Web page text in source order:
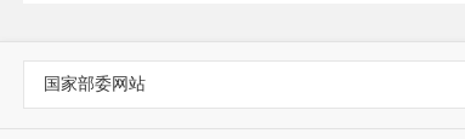
国家部委网站